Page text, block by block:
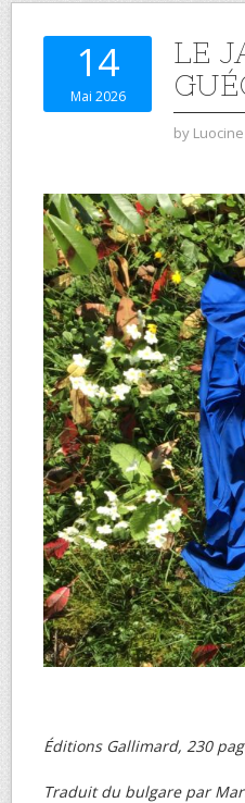
14
Mai 2026
LE
by Luocine
Éditions Gallimard, 230
Traduit du bulgare par